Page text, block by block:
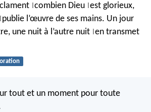
combien Dieu est glorieux,
publie l’œuvre de ses mains. Un jour
une nuit à l’autre nuit en transmet
tout et un moment pour toute